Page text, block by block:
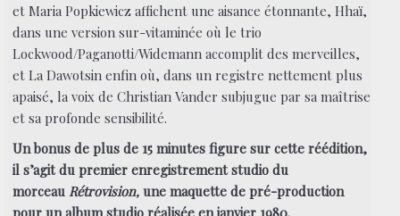
et Maria Popkiewicz affichent une aisance étonnante, Hhaï,
dans une version sur-vitaminée où le trio
Lockwood/Paganotti/Widemann accomplit des merveilles,
et La Dawotsin enfin où, dans un registre nettement plus
apaisé, la voix de Christian Vander subjugue par sa maîtrise
et sa profonde sensibilité.
Un bonus de plus de 15 minutes figure sur cette réédition,
il s’agit du premier enregistrement studio du
morceau Rétrovision, une maquette de pré-production
pour un album studio réalisée en janvier 1980.